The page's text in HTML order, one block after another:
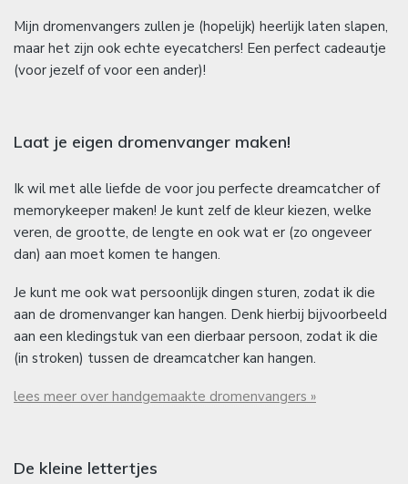
Mijn dromenvangers zullen je (hopelijk) heerlijk laten slapen,
maar het zijn ook echte eyecatchers! Een perfect cadeautje
(voor jezelf of voor een ander)!
Laat je eigen dromenvanger maken!
Ik wil met alle liefde de voor jou perfecte dreamcatcher of
memorykeeper maken! Je kunt zelf de kleur kiezen, welke
veren, de grootte, de lengte en ook wat er (zo ongeveer
dan) aan moet komen te hangen.
Je kunt me ook wat persoonlijk dingen sturen, zodat ik die
aan de dromenvanger kan hangen. Denk hierbij bijvoorbeeld
aan een kledingstuk van een dierbaar persoon, zodat ik die
(in stroken) tussen de dreamcatcher kan hangen.
lees meer over handgemaakte dromenvangers »
De kleine lettertjes